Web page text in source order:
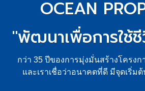
OCEAN
"พัฒนาเพื่อการใช้
กว่า 35 ปีของการมุ่งมั่นสร้างโครง
และเราเชื่อว่าอนาคตที่ดี มีจุดเริ่ม